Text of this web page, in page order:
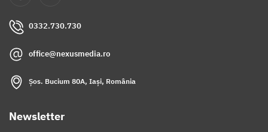
0332.730.730
office@nexusmedia.ro
Șos. Bucium 80A, Iași, România
Newsletter